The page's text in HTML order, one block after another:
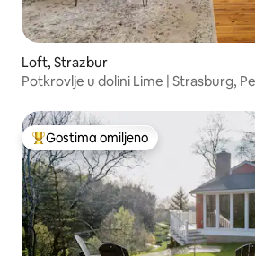
Loft, Strazbur
Potkrovlje u dolini Lime | Strasburg,
Najuspešniji među gostima omiljenim
Gostima omiljeno